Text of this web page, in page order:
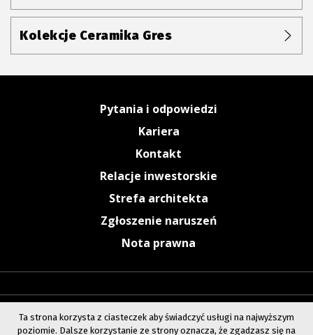
Kolekcje Ceramika Gres
Pytania i odpowiedzi
Kariera
Kontakt
Relacje inwestorskie
Strefa architekta
Zgłoszenie naruszeń
Nota prawna
Ta strona korzysta z ciasteczek aby świadczyć usługi na najwyższym
poziomie. Dalsze korzystanie ze strony oznacza, że zgadzasz się na